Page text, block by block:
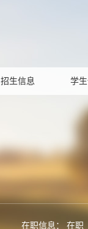
招生信息 学
在职信息： 在职